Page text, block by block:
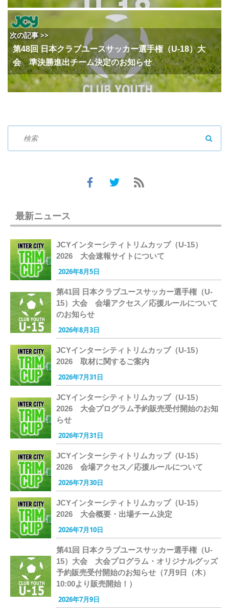
次の記事 >>
第48回 日本クラブユースサッカー選手権（U-18）大
会 準決勝進出チーム決定のお知らせ
最新ニュース
JCYインターシティトリムカップ（U-15）
2026 大会速報サイトについて
2026年8月5日
第41回 日本クラブユースサッカー選手権（U-
15）大会 会場アクセス／応援ルールについて
のお知らせ
2026年8月3日
JCYインターシティトリムカップ（U-15）
2026 取材に関するご案内
2026年7月31日
JCYインターシティトリムカップ（U-15）
2026 大会プログラム予約販売受付開始のお知
らせ
2026年7月31日
JCYインターシティトリムカップ（U-15）
2026 会場アクセス／応援ルールについて
2026年7月30日
JCYインターシティトリムカップ（U-15）
2026 大会概要・出場チーム決定
2026年7月10日
第41回 日本クラブユースサッカー選手権（U-
15）大会 大会プログラム・オリジナルグッズ
予約販売受付開始のお知らせ（7月9日（木）
10:00より販売開始！）
2026年7月9日